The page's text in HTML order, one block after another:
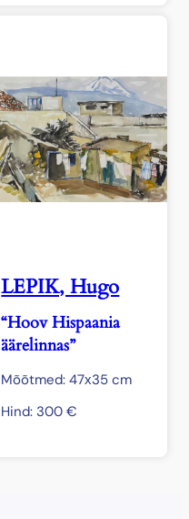
LEPIK, Hugo
“Hoov Hispaania
äärelinnas”
Mõõtmed: 47х35 cm
Hind:300€